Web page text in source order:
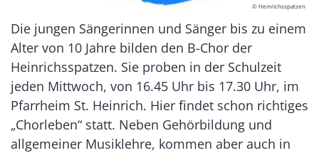
© Heinrichsspatzen
Die jungen Sängerinnen und Sänger bis zu einem
Alter von 10 Jahre bilden den B-Chor der
Heinrichsspatzen. Sie proben in der Schulzeit
jeden Mittwoch, von 16.45 Uhr bis 17.30 Uhr, im
Pfarrheim St. Heinrich. Hier findet schon richtiges
„Chorleben“ statt. Neben Gehörbildung und
allgemeiner Musiklehre, kommen aber auch in